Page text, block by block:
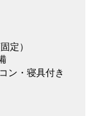
定）
ン・寝具付き